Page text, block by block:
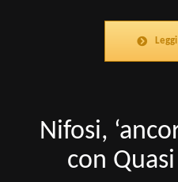
Nifosi,
con